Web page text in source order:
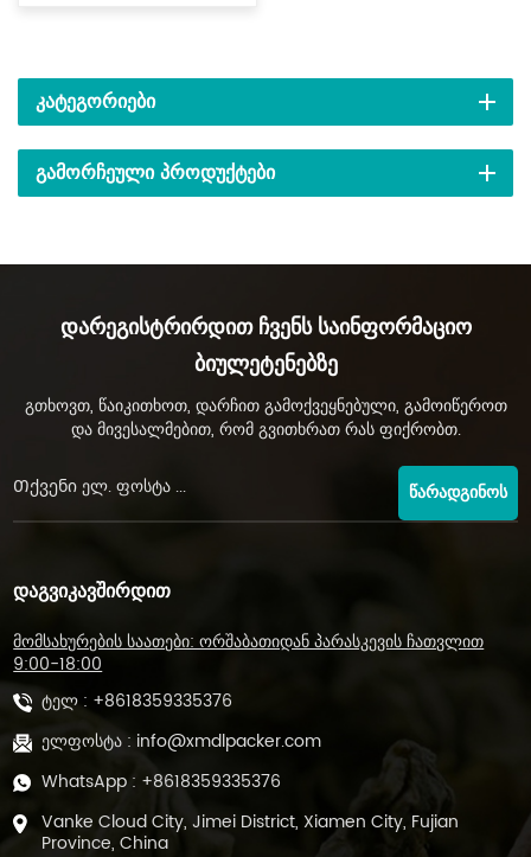
ᲙᲐᲢᲔᲒᲝᲠᲘᲔᲑᲘ
ᲒᲐᲛᲝᲠᲩᲔᲣᲚᲘ ᲞᲠᲝᲓᲣᲥᲢᲔᲑᲘ
Დარეგისტრირდით Ჩვენს Საინფორმაციო
Ბიულეტენებზე
გთხოვთ, წაიკითხოთ, დარჩით გამოქვეყნებული, გამოიწეროთ
და მივესალმებით, რომ გვითხრათ რას ფიქრობთ.
ᲬᲐᲠᲐᲓᲒᲘᲜᲝᲡ
ᲓᲐᲒᲕᲘᲙᲐᲕᲨᲘᲠᲓᲘᲗ
მომსახურების საათები: ორშაბათიდან პარასკევის ჩათვლით
9:00-18:00
ტელ : +8618359335376
ელფოსტა : info@xmdlpacker.com
WhatsApp : +8618359335376
Vanke Cloud City, Jimei District, Xiamen City, Fujian
Province, China